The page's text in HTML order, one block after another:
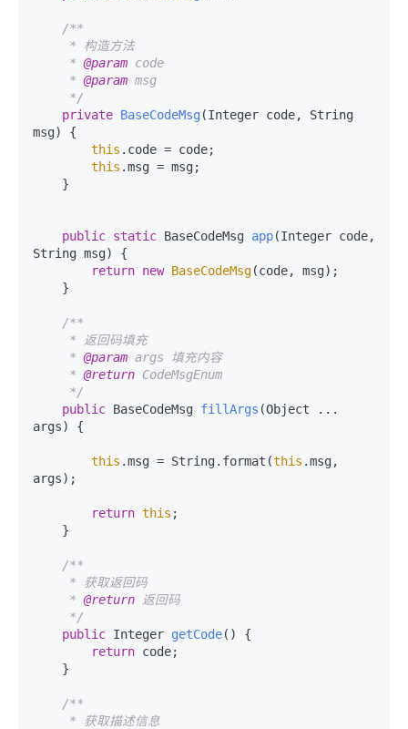
/**
     *
@param code
     *
@param msg
     */
private BaseCodeMsg (Integer code, String
msg)
{
this .code = code;
this .msg = msg;
public static BaseCodeMsg app(Integer code,
String msg)
{
return new BaseCodeMsg(code, msg);
/**
     *
@param args 填充内容
     *
@return CodeMsgEnum
     */
public BaseCodeMsg fillArgs (Object ...
args)
{
this .msg = String.format(this .msg,
args);
return this ;
/**
     *
@return 返回码
     */
public Integer getCode()
{
return code;
/**